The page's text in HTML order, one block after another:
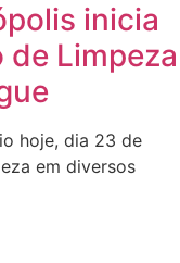
inicia
de Limpeza
hoje, dia 23 de
em diversos